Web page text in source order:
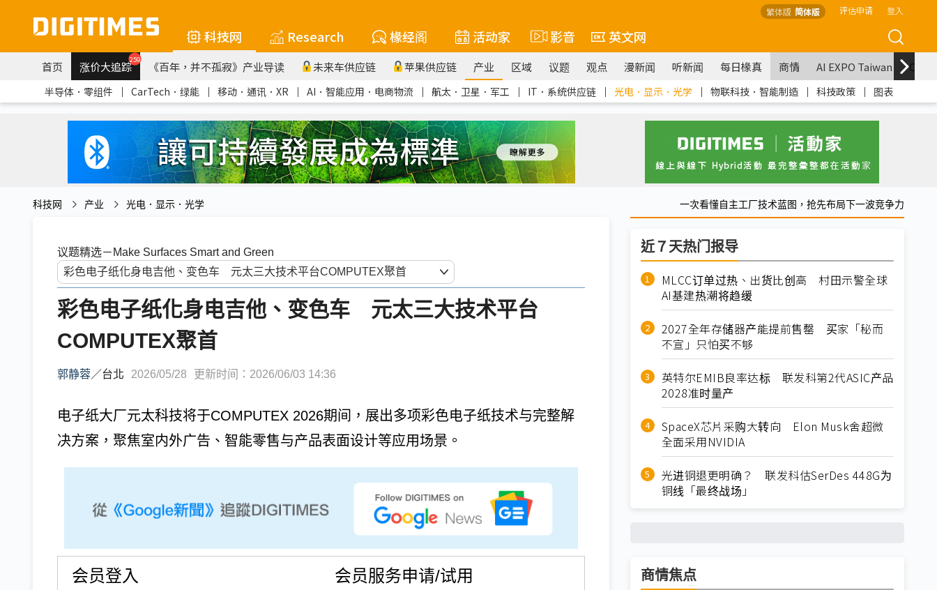
繁体版 简体版 评估申请 登入
科技网 Research 椽经阁 活动家 影音 英文网
首页 涨价大追踪259 《百年，并不孤寂》产业导读 未来车供应链 苹果供应链 产业 区域 议题 观点 漫新闻 听新闻 每日椽真 商情 AI EXPO Taiwan
半导体．零组件 ｜ CarTech．绿能 ｜ 移动．通讯．XR ｜ AI．智能应用．电商物流 ｜ 航太．卫星．军工 ｜ IT．系统供应链 ｜ 光电．显示．光学 ｜ 物联科技．智能制造 ｜ 科技政策 ｜ 图表
科技网 产业 光电．显示．光学 一次看懂自主工厂技术蓝图，抢先布局下一波竞争力
议题精选－Make Surfaces Smart and Green
彩色电子纸化身电吉他、变色车 元太三大技术平台
COMPUTEX聚首
郭静蓉／台北 2026/05/28 更新时间：2026/06/03 14:36
电子纸大厂元太科技将于COMPUTEX 2026期间，展出多项彩色电子纸技术与完整解
决方案，聚焦室内外广告、智能零售与产品表面设计等应用场景。
会员登入 会员服务申请/试用
近７天热门报导
MLCC订单过热、出货比创高 村田示警全球
AI基建热潮将趋缓
2027全年存储器产能提前售罄 买家「秘而
不宣」只怕买不够
英特尔EMIB良率达标 联发科第2代ASIC产品
2028准时量产
SpaceX芯片采购大转向 Elon Musk舍超微
全面采用NVIDIA
光进铜退更明确？ 联发科估SerDes 448G为
铜线「最终战场」
商情焦点